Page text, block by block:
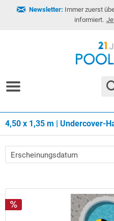
Newsletter: Immer zuerst
informiert.
4,50 x 1,35 m | Undercover-